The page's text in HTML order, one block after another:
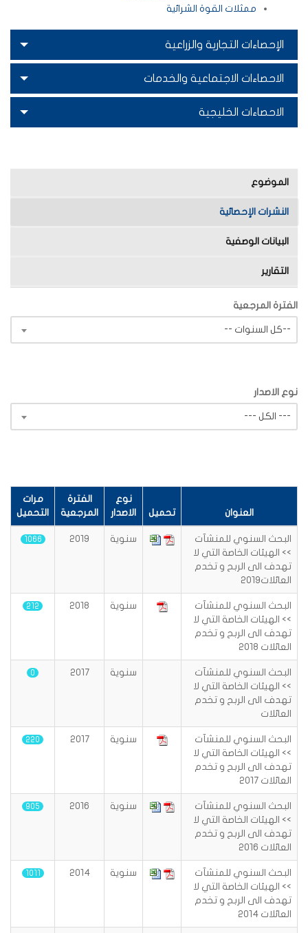
ممثلات القوة الشرائية
الإحصاءات التجارية والزراعية
الاحصاءات الاجتماعية والخدمات
الاحصاءات الخليجية
الموضوع
النشرات الإحصائية
البيانات الوصفية
التقارير
الفترة المرجعية
-- كل السنوات--
نوع الاصدار
--- الكل ---
العنوان تحميل
نوع
الاصدار
الفترة
المرجعية
مرات
التحميل
البحث السنوي للمنشآت
>> الهيئات الخاصة التي لا
تهدف الى الربح و تخدم
العائلات2019
سنوية 2019
1066
البحث السنوي للمنشآت
>> الهيئات الخاصة التي لا
تهدف الى الربح و تخدم
العائلات 2018
سنوية 2018
212
البحث السنوي للمنشآت
>> الهيئات الخاصة التي لا
تهدف الى الربح و تخدم
العائلات
سنوية 2017
0
البحث السنوي للمنشآت
>> الهيئات الخاصة التي لا
تهدف الى الربح و تخدم
العائلات 2017
سنوية 2017
220
البحث السنوي للمنشآت
>> الهيئات الخاصة التي لا
تهدف الى الربح و تخدم
العائلات 2016
سنوية 2016
905
البحث السنوي للمنشآت
>> الهيئات الخاصة التي لا
تهدف الى الربح و تخدم
العائلات 2014
سنوية 2014
1011